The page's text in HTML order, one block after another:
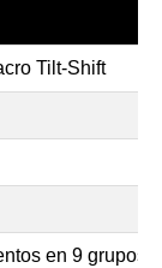
Tilt-Shift
en 9 grupos